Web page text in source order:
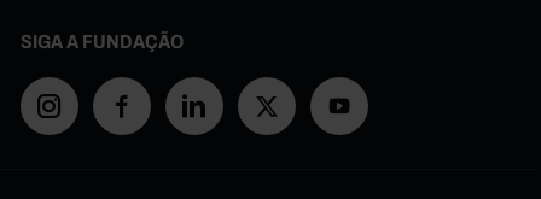
SIGA A FUNDAÇÃO